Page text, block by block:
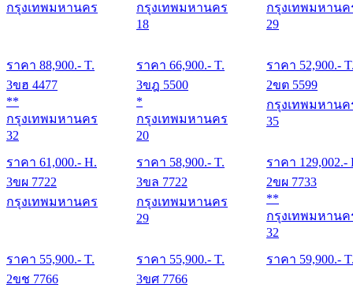
กรุงเทพมหานคร
ราคา 88,900.- T.
กรุงเทพมหานคร
18
ราคา 66,900.- T.
กรุงเทพมหานค
29
ราคา 52,900.-
3ขฮ 4477
**
กรุงเทพมหานคร
32
ราคา 61,000.- H.
3ขฎ 5500
*
กรุงเทพมหานคร
20
ราคา 58,900.- T.
2ขต 5599
กรุงเทพมหานค
35
ราคา 129,002.-
3ขผ 7722
กรุงเทพมหานคร
ราคา 55,900.- T.
3ขล 7722
กรุงเทพมหานคร
29
ราคา 55,900.- T.
2ขผ 7733
**
กรุงเทพมหานค
32
ราคา 59,900.-
2ขช 7766
3ขศ 7766